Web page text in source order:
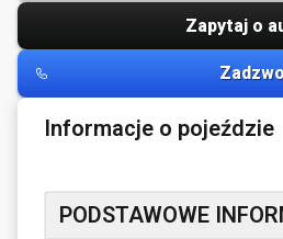
Zapytaj o
Informacje o pojeździe
PODSTAWOWE